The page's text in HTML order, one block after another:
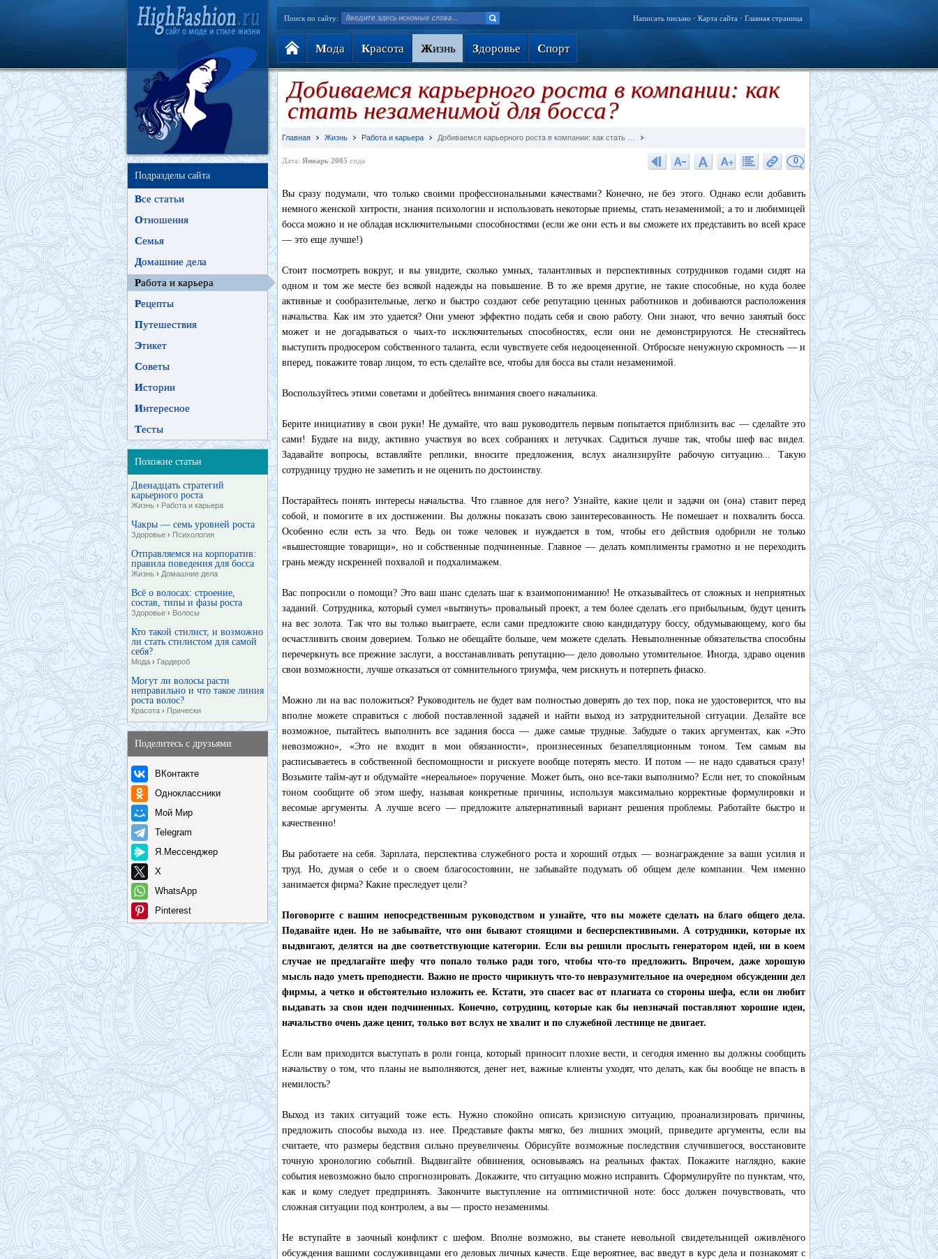
Поиск по сайту: Написать письмо • Карта сайта • Главная страница
Мода Красота Жизнь Здоровье Спорт
Подразделы сайта
Все статьи
Отношения
Семья
Домашние дела
Работа и карьера
Рецепты
Путешествия
Этикет
Советы
Истории
Интересное
Тесты
Похожие статьи
Двенадцать стратегий
карьерного роста
Жизнь › Работа и карьера
Чакры — семь уровней роста
Здоровье › Психология
Отправляемся на корпоратив:
правила поведения для босса
Жизнь › Домашние дела
Всё о волосах: строение,
состав, типы и фазы роста
Здоровье › Волосы
Кто такой стилист, и возможно
ли стать стилистом для самой
себя?
Мода › Гардероб
Могут ли волосы расти
неправильно и что такое линия
роста волос?
Красота › Прически
Поделитесь с друзьями
ВКонтакте
Одноклассники
Мой Мир
Telegram
Я.Мессенджер
X
WhatsApp
Pinterest
Добиваемся карьерного роста в компании: как
стать незаменимой для босса?
Главная Жизнь Работа и карьера Добиваемся карьерного роста в компании: как стать …
Дата: Январь 2005 года 0
Вы сразу подумали, что только своими профессиональными качествами? Конечно, не без этого. Однако если добавить
немного женской хитрости, знания психологии и использовать некоторые приемы, стать незаменимой; а то и любимицей
босса можно и не обладая исключительными способностями (если же они есть и вы сможете их представить во всей красе
— это еще лучше!)
Стоит посмотреть вокруг, и вы увидите, сколько умных, талантливых и перспективных сотрудников годами сидят на
одном и том же месте без всякой надежды на повышение. В то же время другие, не такие способные, но куда более
активные и сообразительные, легко и быстро создают себе репутацию ценных работников и добиваются расположения
начальства. Как им это удается? Они умеют эффектно подать себя и свою работу. Они знают, что вечно занятый босс
может и не догадываться о чьих-то исключительных способностях, если они не демонстрируются. Не стесняйтесь
выступить продюсером собственного таланта, если чувствуете себя недооцененной. Отбросьте ненужную скромность — и
вперед, покажите товар лицом, то есть сделайте все, чтобы для босса вы стали незаменимой.
Воспользуйтесь этими советами и добейтесь внимания своего начальника.
Берите инициативу в свои руки! Не думайте, что ваш руководитель первым попытается приблизить вас — сделайте это
сами! Будьте на виду, активно участвуя во всех собраниях и летучках. Садиться лучше так, чтобы шеф вас видел.
Задавайте вопросы, вставляйте реплики, вносите предложения, вслух анализируйте рабочую ситуацию... Такую
сотрудницу трудно не заметить и не оценить по достоинству.
Постарайтесь понять интересы начальства. Что главное для него? Узнайте, какие цели и задачи он (она) ставит перед
собой, и помогите в их достижении. Вы должны показать свою заинтересованность. Не помешает и похвалить босса.
Особенно если есть за что. Ведь он тоже человек и нуждается в том, чтобы его действия одобрили не только
«вышестоящие товарищи», но и собственные подчиненные. Главное — делать комплименты грамотно и не переходить
грань между искренней похвалой и подхалимажем.
Вас попросили о помощи? Это ваш шанс сделать шаг к взаимопониманию! Не отказывайтесь от сложных и неприятных
заданий. Сотрудника, который сумел «вытянуть» провальный проект, а тем более сделать .его прибыльным, будут ценить
на вес золота. Так что вы только выиграете, если сами предложите свою кандидатуру боссу, обдумывающему, кого бы
осчастливить своим доверием. Только не обещайте больше, чем можете сделать. Невыполненные обязательства способны
перечеркнуть все прежние заслуги, а восстанавливать репутацию— дело довольно утомительное. Иногда, здраво оценив
свои возможности, лучше отказаться от сомнительного триумфа, чем рискнуть и потерпеть фиаско.
Можно ли на вас положиться? Руководитель не будет вам полностью доверять до тех пор, пока не удостоверится, что вы
вполне можете справиться с любой поставленной задачей и найти выход из затруднительной ситуации. Делайте все
возможное, пытайтесь выполнить все задания босса — даже самые трудные. Забудьте о таких аргументах, как «Это
невозможно», «Это не входит в мои обязанности», произнесенных безапелляционным тоном. Тем самым вы
расписываетесь в собственной беспомощности и рискуете вообще потерять место. И потом — не надо сдаваться сразу!
Возьмите тайм-аут и обдумайте «нереальное» поручение. Может быть, оно все-таки выполнимо? Если нет, то спокойным
тоном сообщите об этом шефу, называя конкретные причины, используя максимально корректные формулировки и
весомые аргументы. А лучше всего — предложите альтернативный вариант решения проблемы. Работайте быстро и
качественно!
Вы работаете на себя. Зарплата, перспектива служебного роста и хороший отдых — вознаграждение за ваши усилия и
труд. Но, думая о себе и о своем благосостоянии, не забывайте подумать об общем деле компании. Чем именно
занимается фирма? Какие преследует цели?
Поговорите с вашим непосредственным руководством и узнайте, что вы можете сделать на благо общего дела.
Подавайте идеи. Но не забывайте, что они бывают стоящими и бесперспективными. А сотрудники, которые их
выдвигают, делятся на две соответствующие категории. Если вы решили прослыть генератором идей, ни в коем
случае не предлагайте шефу что попало только ради того, чтобы что-то предложить. Впрочем, даже хорошую
мысль надо уметь преподнести. Важно не просто чирикнуть что-то невразумительное на очередном обсуждении дел
фирмы, а четко и обстоятельно изложить ее. Кстати, это спасет вас от плагиата со стороны шефа, если он любит
выдавать за свои идеи подчиненных. Конечно, сотрудниц, которые как бы невзначай поставляют хорошие идеи,
начальство очень даже ценит, только вот вслух не хвалит и по служебной лестнице не двигает.
Если вам приходится выступать в роли гонца, который приносит плохие вести, и сегодня именно вы должны сообщить
начальству о том, что планы не выполняются, денег нет, важные клиенты уходят, что делать, как бы вообще не впасть в
немилость?
Выход из таких ситуаций тоже есть. Нужно спокойно описать кризисную ситуацию, проанализировать причины,
предложить способы выхода из. нее. Представьте факты мягко, без лишних эмоций, приведите аргументы, если вы
считаете, что размеры бедствия сильно преувеличены. Обрисуйте возможные последствия случившегося, восстановите
точную хронологию событий. Выдвигайте обвинения, основываясь на реальных фактах. Покажите наглядно, какие
события невозможно было спрогнозировать. Докажите, что ситуацию можно исправить. Сформулируйте по пунктам, что,
как и кому следует предпринять. Закончите выступление на оптимистичной ноте: босс должен почувствовать, что
сложная ситуации под контролем, а вы — просто незаменимы.
Не вступайте в заочный конфликт с шефом. Вполне возможно, вы станете невольной свидетельницей оживлёного
обсуждения вашими сослуживицами его деловых личных качеств. Еще вероятнее, вас введут в курс дела и познакомят с